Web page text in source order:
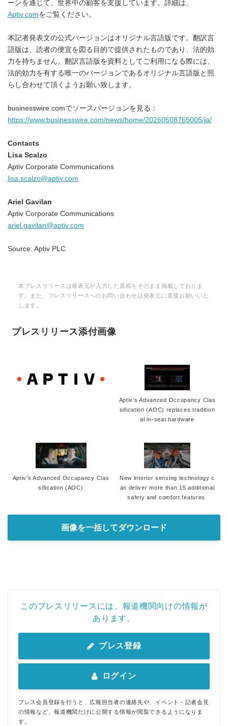
ーンを通じて、世界中の顧客を支援しています。詳細は、
Aptiv.comをご覧ください。
本記者発表文の公式バージョンはオリジナル言語版です。翻訳言
語版は、読者の便宜を図る目的で提供されたものであり、法的効
力を持ちません。翻訳言語版を資料としてご利用になる際には、
法的効力を有する唯一のバージョンであるオリジナル言語版と照
らし合わせて頂くようお願い致します。
businesswire.comでソースバージョンを見る：
https://www.businesswire.com/news/home/20260608765005/ja/
Contacts
Lisa Scalzo
Aptiv Corporate Communications
lisa.scalzo@aptiv.com
Ariel Gavilan
Aptiv Corporate Communications
ariel.gavilan@aptiv.com
Source: Aptiv PLC
本プレスリリースは発表元が入力した原稿をそのまま掲載しておりま
す。また、プレスリリースへのお問い合わせは発表元に直接お願いいた
します。
プレスリリース添付画像
Aptiv’s Advanced Occupancy Clas
sification (AOC) replaces tradition
al in-seat hardware
Aptiv’s Advanced Occupancy Clas
sification (AOC)
New interior sensing technology c
an deliver more than 15 additional
safety and comfort features.
画像を一括してダウンロード
このプレスリリースには、報道機関向けの情報が
あります。
プレス登録
ログイン
プレス会員登録を行うと、広報担当者の連絡先や、イベント・記者会見
の情報など、報道機関だけに公開する情報が閲覧できるようになりま
す。